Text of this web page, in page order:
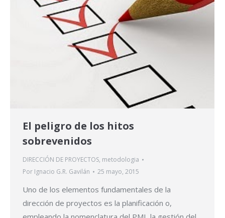
El peligro de los hitos
sobrevenidos
DIRECCIÓN DE PROYECTOS, metodologia
Por Ignacio G.R. Gavilán 25 mayo, 2015
Uno de los elementos fundamentales de la
dirección de proyectos es la planificación o,